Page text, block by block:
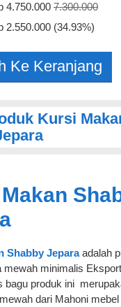
4.750.000 7.300.000
2.550.000 (34.93%)
Kursi
Shabby Jeparaadalah
mewah minimalis
bagu produk ini
dari Mahoni mebel